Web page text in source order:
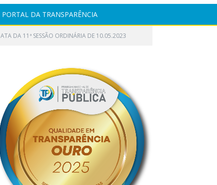
PORTAL DA TRANSPARÊNCIA
ATA DA 11ª SESSÃO ORDINÁRIA DE 10.05.2023